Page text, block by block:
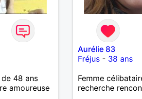
48 ans
amoureuse
Aurélie 83
Fréjus- 38 ans
Femme
recherche